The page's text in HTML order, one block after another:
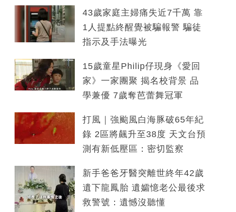
43歲家庭主婦痛失近7千萬 靠
1人提點終醒覺被騙報警 騙徒
指示及手法曝光
15歲童星Philip仔現身《愛回
家》一家團聚 揭名校背景 品
學兼優 7歲奪芭蕾舞冠軍
打風｜強颱風白海豚破65年紀
錄 2區將飆升至38度 天文台預
測有新低壓區：密切監察
新手爸爸牙醫突離世終年42歲
遺下龍鳳胎 遺孀憶老公最後求
救警號：遺憾沒聽懂